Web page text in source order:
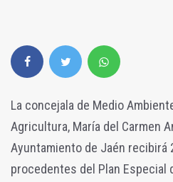
La concejala de Medio
Agricultura, María del Carmen
Ayuntamiento de Jaén recibirá
procedentes del Plan Especial